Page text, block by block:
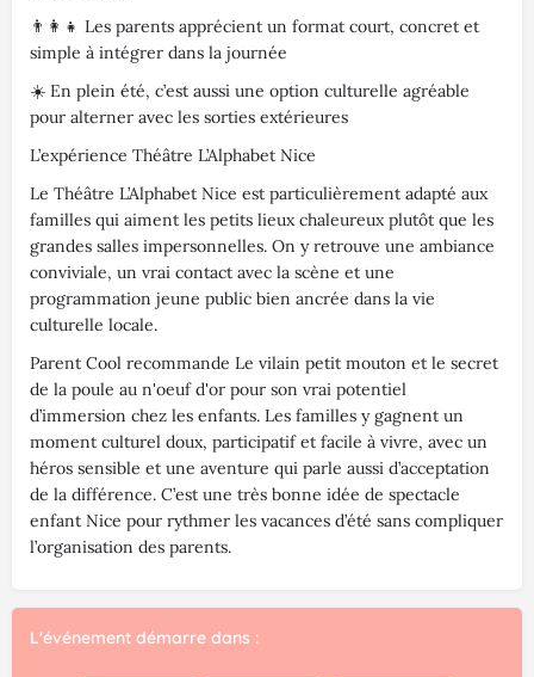
👨‍👩‍👧 Les parents apprécient un format court, concret et
simple à intégrer dans la journée
☀️ En plein été, c’est aussi une option culturelle agréable
pour alterner avec les sorties extérieures
L’expérience Théâtre L’Alphabet Nice
Le Théâtre L’Alphabet Nice est particulièrement adapté aux
familles qui aiment les petits lieux chaleureux plutôt que les
grandes salles impersonnelles. On y retrouve une ambiance
conviviale, un vrai contact avec la scène et une
programmation jeune public bien ancrée dans la vie
culturelle locale.
Parent Cool recommande Le vilain petit mouton et le secret
de la poule au n'oeuf d'or pour son vrai potentiel
d’immersion chez les enfants. Les familles y gagnent un
moment culturel doux, participatif et facile à vivre, avec un
héros sensible et une aventure qui parle aussi d’acceptation
de la différence. C’est une très bonne idée de spectacle
enfant Nice pour rythmer les vacances d’été sans compliquer
l’organisation des parents.
L'événement démarre dans :